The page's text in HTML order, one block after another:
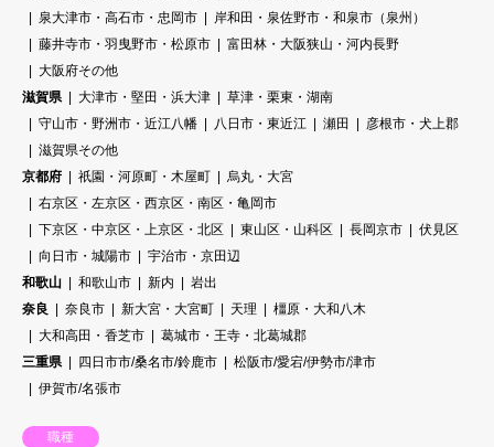
泉大津市・高石市・忠岡市
岸和田・泉佐野市・和泉市（泉州）
藤井寺市・羽曳野市・松原市
富田林・大阪狭山・河内長野
大阪府その他
滋賀県
大津市・堅田・浜大津
草津・栗東・湖南
守山市・野洲市・近江八幡
八日市・東近江 瀬田
彦根市・犬上郡
滋賀県その他
京都府
祇園・河原町・木屋町
烏丸・大宮
右京区・左京区・西京区・南区・亀岡市
下京区・中京区・上京区・北区
東山区・山科区 長岡京市
伏見区
向日市・城陽市
宇治市・京田辺
和歌山
和歌山市 新内
岩出
奈良
奈良市 新大宮・大宮町 天理
橿原・大和八木
大和高田・香芝市
葛城市・王寺・北葛城郡
三重県
四日市市/桑名市/鈴鹿市
松阪市/愛宕/伊勢市/津市
伊賀市/名張市
職種